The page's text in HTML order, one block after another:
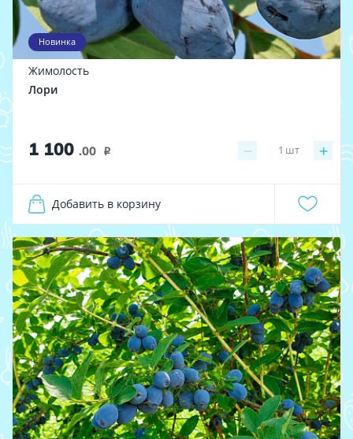
Новинка
Жимолость
Лори
1 100 .00 i − +
1 шт
Добавить в корзину